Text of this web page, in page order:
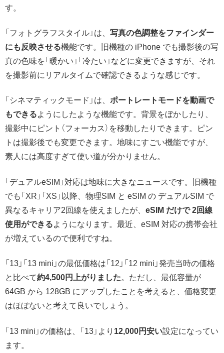
す。
「フォトグラフスタイル」は、 写真の色調整をファインダー
にも反映させる機能です。旧機種の iPhone でも撮影後の写
真の色味を「暖かい」「冷たい」などに変更できますが、それ
を撮影前にリアルタイムで確認できるような感じです。
「シネマティックモード」は、 ポートレートモードを動画で
もできるようにしたような機能です。背景をぼかしたり、
撮影中にピント（フォーカス）を移動したりできます。ピン
トは撮影後でも変更できます。地味にすごい機能ですが、
素人には高度すぎて使い道が分かりません。
「デュアルeSIM」対応は地味に大きなニュースです。旧機種
でも「XR」「XS」以降、物理SIM と eSIM の デュアルSIM で
異なるキャリア2回線を使えましたが、 eSIM だけで 2回線
使用ができるようになります。最近、eSIM 対応の携帯会社
が増えているので便利ですね。
「13」「13 mini」の最低価格は「12」「12 mini」発売当時の価格
と比べて約4,500円上がり ました。ただし、最低容量が
64GB から 128GB にアップしたことを考えると、価格変更
はほぼないと考えて良いでしょう。
「13 mini」の価格は、「13」より 12,000円安い設定になってい
ます。